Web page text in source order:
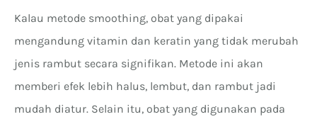
Kalau metode smoothing, obat yang dipakai
mengandung vitamin dan keratin yang tidak merubah
jenis rambut secara signifikan. Metode ini akan
memberi efek lebih halus, lembut, dan rambut jadi
mudah diatur. Selain itu, obat yang digunakan pada